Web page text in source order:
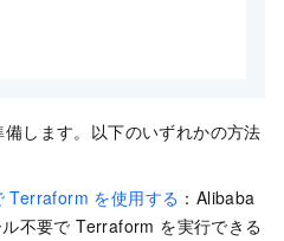
します。以下のいずれかの方法
を使用する ：Alibaba
不要で Terraform を実行できる